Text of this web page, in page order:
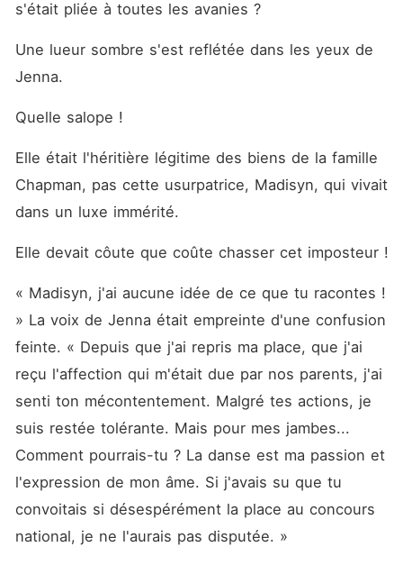
s'était pliée à toutes les avanies ?
Une lueur sombre s'est reflétée dans les yeux de
Jenna.
Quelle salope !
Elle était l'héritière légitime des biens de la famille
Chapman, pas cette usurpatrice, Madisyn, qui vivait
dans un luxe immérité.
« Madisyn, j'ai aucune idée de ce que tu racontes !
» La voix de Jenna était empreinte d'une confusion
feinte. « Depuis que j'ai repris ma place, que j'ai
reçu l'affection qui m'était due par nos parents, j'ai
senti ton mécontentement. Malgré tes actions, je
suis restée tolérante. Mais pour mes jambes...
Comment pourrais-tu ? La danse est ma passion et
l'expression de mon âme. Si j'avais su que tu
convoitais si désespérément la place au concours
national, je ne l'aurais pas disputée. »